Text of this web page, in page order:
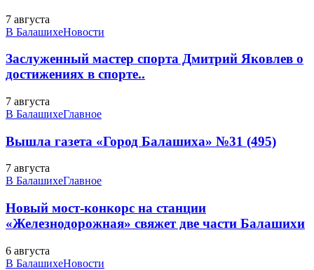
7 августа
В БалашихеНовости
Заслуженный мастер спорта Дмитрий Яковлев о
достижениях в спорте..
7 августа
В БалашихеГлавное
Вышла газета «Город Балашиха» №31 (495)
7 августа
В БалашихеГлавное
Новый мост-конкорс на станции
«Железнодорожная» свяжет две части Балашихи
6 августа
В БалашихеНовости